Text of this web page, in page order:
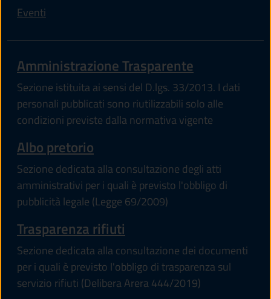
Eventi
Amministrazione Trasparente
Sezione istituita ai sensi del D.lgs. 33/2013. I dati
personali pubblicati sono riutilizzabili solo alle
condizioni previste dalla normativa vigente
Albo pretorio
Sezione dedicata alla consultazione degli atti
amministrativi per i quali è previsto l'obbligo di
pubblicità legale (Legge 69/2009)
Trasparenza rifiuti
Sezione dedicata alla consultazione dei documenti
per i quali è previsto l'obbligo di trasparenza sul
servizio rifiuti (Delibera Arera 444/2019)